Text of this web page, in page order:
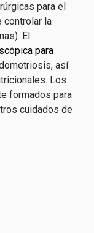
para el
controlar la
El
para
así
Los
formados para
cuidados de